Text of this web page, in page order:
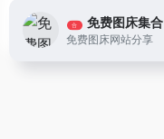
合 免费图床集合
免费图床网站分享